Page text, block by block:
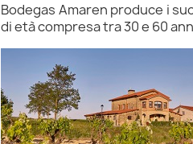
Bodegas Amaren produce i
di età compresa tra 30 e 60